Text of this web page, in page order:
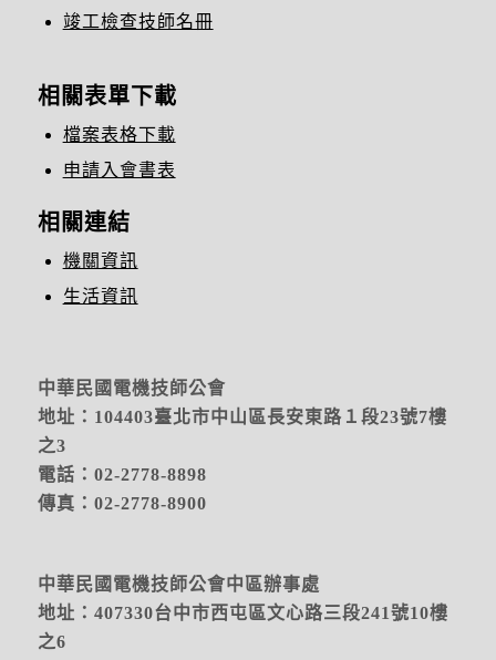
竣工檢查技師名冊
相關表單下載
檔案表格下載
申請入會書表
相關連結
機關資訊
生活資訊
中華民國電機技師公會
地址：104403臺北市中山區長安東路１段23號7樓
之3
電話：02-2778-8898
傳真：02-2778-8900
中華民國電機技師公會中區辦事處
地址： 407330台中市西屯區文心路三段241號10樓
之6